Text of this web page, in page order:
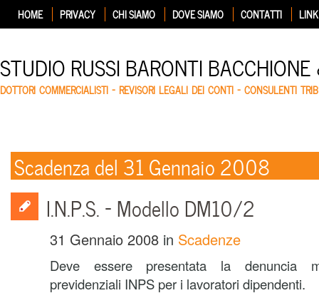
HOME PRIVACY CHI SIAMO DOVE SIAMO CONTATTI LINK
STUDIO RUSSI BARONTI
DOTTORI COMMERCIALISTI – REVISORI LEGALI DEI CONTI – CONSULENTI
Scadenza del 31 Gennaio 2008
I.N.P.S. – Modello DM10/2
31 Gennaio 2008 in Scadenze
Deve essere presentata la denuncia
previdenziali INPS per i lavoratori dipendenti.